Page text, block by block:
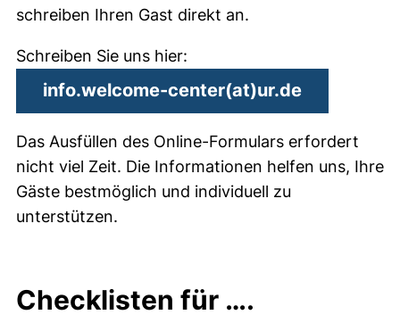
schreiben Ihren Gast direkt an.
Schreiben Sie uns hier:
info.welcome-center​(at)​ur.de(öffnet Ihr
Das Ausfüllen des Online-Formulars erfordert
nicht viel Zeit. Die Informationen helfen uns, Ihre
Gäste bestmöglich und individuell zu
unterstützen.
Checklisten für ….